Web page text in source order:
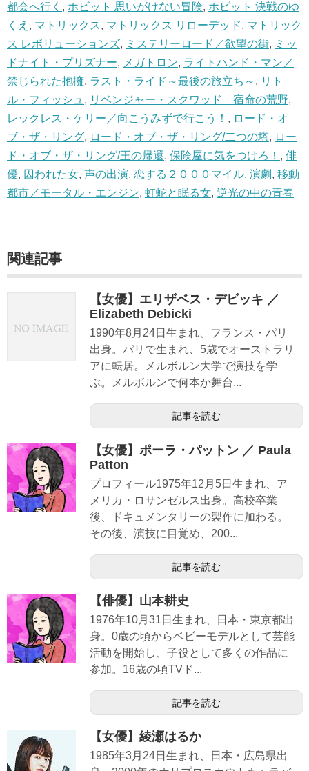
都会へ行く , ホビット 思いがけない冒険, ホビット 決戦のゆ
くえ , マトリックス, マトリックス リローデッド, マトリック
ス レボリューションズ, ミステリーロード／欲望の街, ミッ
ドナイト・プリズナー, メガトロン, ライトハンド・マン／
禁じられた抱擁, ラスト・ライド～最後の旅立ち～ , リト
ル・フィッシュ , リベンジャー・スクワッド 宿命の荒野,
レックレス・ケリー／向こうみずで行こう！ , ロード・オ
ブ・ザ・リング, ロード・オブ・ザ・リング/二つの塔, ロー
ド・オブ・ザ・リング/王の帰還, 保険屋に気をつけろ！ , 俳
優, 囚われた女, 声の出演, 恋する２０００マイル, 演劇 , 移動
都市／モータル・エンジン, 虹蛇と眠る女, 逆光の中の青春
関連記事
【女優】エリザベス・デビッキ ／
Elizabeth Debicki
1990年8月24日生まれ、フランス・パリ
出身。パリで生まれ、5歳でオーストラリ
アに転居。メルボルン大学で演技を学
ぶ。メルボルンで何本か舞台...
記事を読む
【女優】ポーラ・パットン ／ Paula
Patton
プロフィール1975年12月5日生まれ、ア
メリカ・ロサンゼルス出身。高校卒業
後、ドキュメンタリーの製作に加わる。
その後、演技に目覚め、200...
記事を読む
【俳優】山本耕史
1976年10月31日生まれ、日本・東京都出
身。0歳の頃からベビーモデルとして芸能
活動を開始し、子役として多くの作品に
参加。16歳の頃TVド...
記事を読む
【女優】綾瀬はるか
1985年3月24日生まれ、日本・広島県出